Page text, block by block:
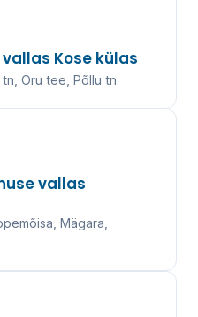
juba üle 20 aasta.
↓
Kose külas
Oru tee, Põllu tn
vallas
Mägara,